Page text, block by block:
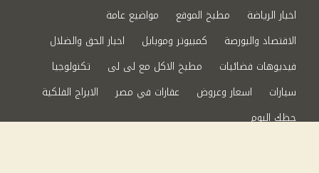
اخبار الرياضة
مطبخ الموقع
مواضيع عامة
الاقتصاد والبورصة
كمبيوتر وموبايل
اخبار الحق والضلال
فيديوهات فضائيات
مطبخ الاكل مع لى لى
تكنولوجيا
سيارات
اسعار وعروض عقارات في مصر
الابراج الفلكية
حظك اليوم